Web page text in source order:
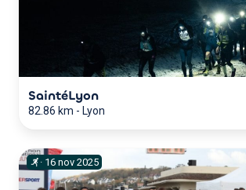
SaintéLyon
82.86 km - Lyon
· 16 nov 2025